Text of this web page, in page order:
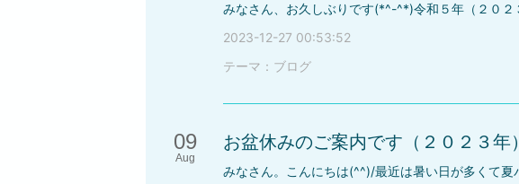
2023-12-27 00:53:52
テーマ： ブログ
09
Aug
お盆休みのご案内です（２０２３年）